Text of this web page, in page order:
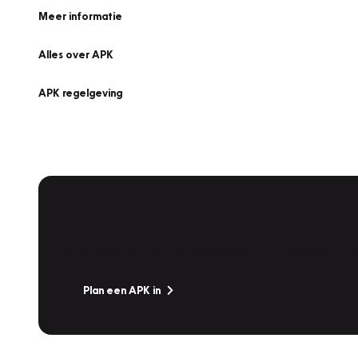
Meer informatie
Alles over APK
APK regelgeving
Plan een APK in